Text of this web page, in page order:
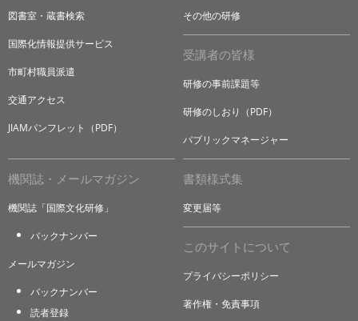
図書室・蔵書検索
国際化情報提供サービス
市町村職員派遣
交通アクセス
JIAMパンフレット（PDF）
その他の研修
受講者の皆様
研修の事前課題等
研修のしおり（PDF）
パブリックマネージャー
機関誌・メールマガジン
機関誌「国際文化研修」
バックナンバー
メールマガジン
バックナンバー
読者登録
書類様式集
変更届等
このサイトについて
プライバシーポリシー
著作権・免責事項